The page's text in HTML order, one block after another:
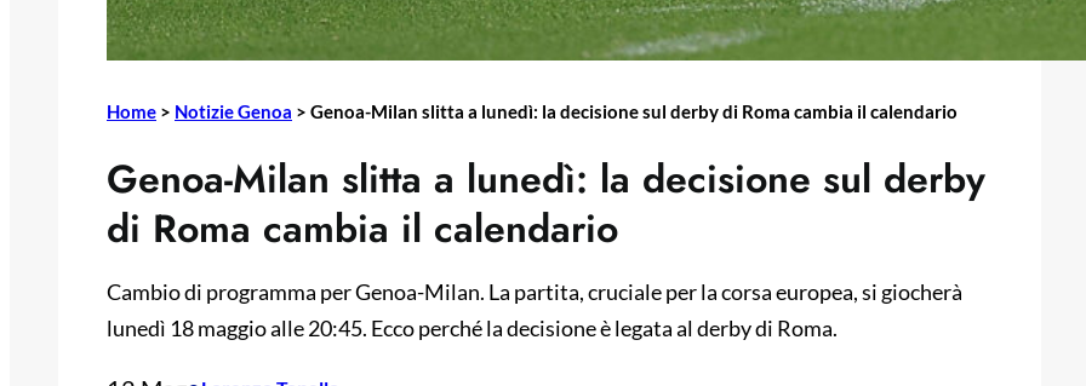
Home > Notizie Genoa > Genoa-Milan slitta a lunedì: la decisione sul derby di Roma cambia il calendario
Genoa-Milan slitta a lunedì: la decisione sul derby
di Roma cambia il calendario
Cambio di programma per Genoa-Milan. La partita, cruciale per la corsa europea, si giocherà
lunedì 18 maggio alle 20:45. Ecco perché la decisione è legata al derby di Roma.